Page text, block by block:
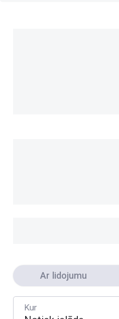
Ar lidojumu
Kur